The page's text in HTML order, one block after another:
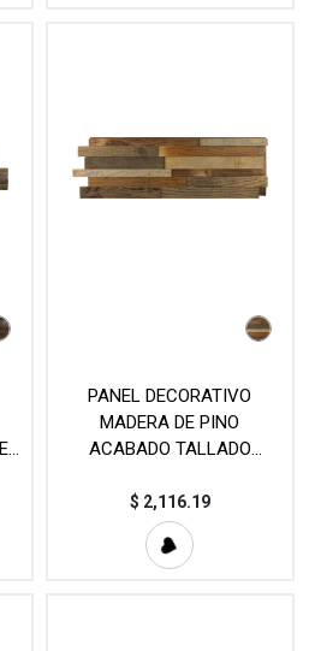
PANEL DECORATIVO
MADERA DE PINO
ACABADO TALLADO
(20.5×65.2cm)
$ 2,116.19